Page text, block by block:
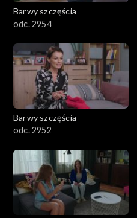
Barwy szczęścia
odc. 2954
Barwy szczęścia
odc. 2952